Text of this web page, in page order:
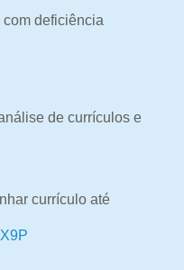
deficiência
de currículos e
currículo até